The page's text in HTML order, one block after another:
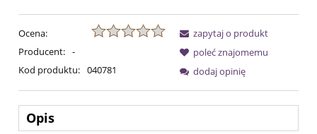
Ocena:
Producent: -
Kod produktu: 040781
zapytaj o produkt
poleć znajomemu
dodaj opinię
Opis